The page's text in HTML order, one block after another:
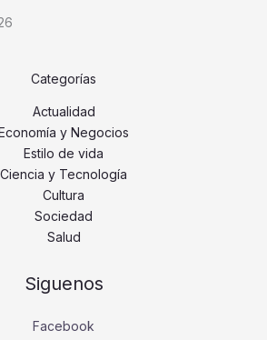
Categorías
Actualidad
y Negocios
Estilo de vida
Ciencia y Tecnología
Cultura
Sociedad
Salud
Siguenos
Facebook